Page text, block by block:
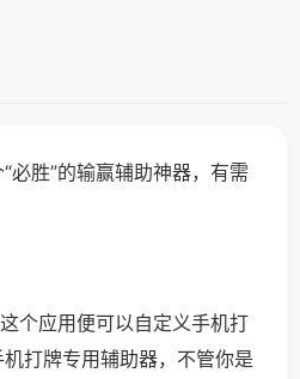
必胜”的输赢辅助神器，有需
个应用便可以自定义手机打
打牌专用辅助器，不管你是